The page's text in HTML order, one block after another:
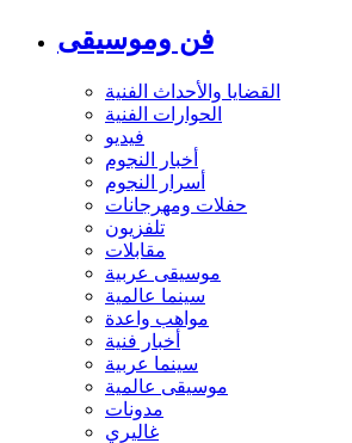
فن وموسيقى
القضايا والأحداث الفنية
الحوارات الفنية
فيديو
أخبار النجوم
أسرار النجوم
حفلات ومهرجانات
تلفزيون
مقابلات
موسيقى عربية
سينما عالمية
مواهب واعدة
أخبار فنية
سينما عربية
موسيقى عالمية
مدونات
غاليري